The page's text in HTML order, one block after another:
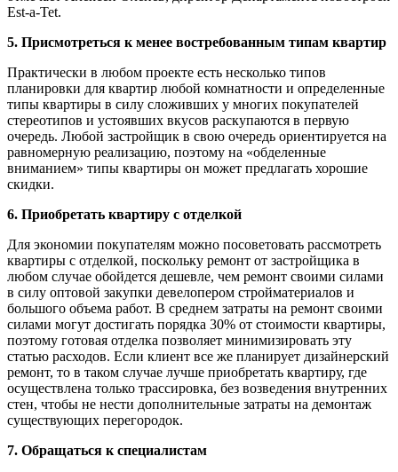
Est-a-Tet.
5. Присмотреться к менее востребованным типам квартир
Практически в любом проекте есть несколько типов
планировки для квартир любой комнатности и определенные
типы квартиры в силу сложивших у многих покупателей
стереотипов и устоявших вкусов раскупаются в первую
очередь. Любой застройщик в свою очередь ориентируется на
равномерную реализацию, поэтому на «обделенные
вниманием» типы квартиры он может предлагать хорошие
скидки.
6. Приобретать квартиру с отделкой
Для экономии покупателям можно посоветовать рассмотреть
квартиры с отделкой, поскольку ремонт от застройщика в
любом случае обойдется дешевле, чем ремонт своими силами
в силу оптовой закупки девелопером стройматериалов и
большого объема работ. В среднем затраты на ремонт своими
силами могут достигать порядка 30% от стоимости квартиры,
поэтому готовая отделка позволяет минимизировать эту
статью расходов. Если клиент все же планирует дизайнерский
ремонт, то в таком случае лучше приобретать квартиру, где
осуществлена только трассировка, без возведения внутренних
стен, чтобы не нести дополнительные затраты на демонтаж
существующих перегородок.
7. Обращаться к специалистам